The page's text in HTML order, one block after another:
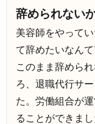
辞められない
美容師をやって
て辞めたいなん
このまま辞めら
ろ、退職代行サ
た。労働組合が
ることができまし